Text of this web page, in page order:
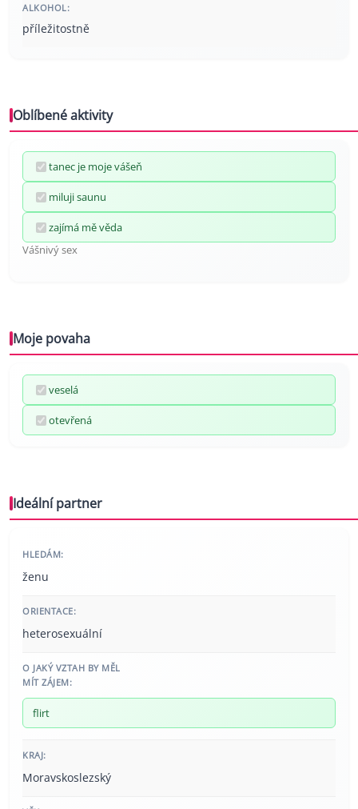
ALKOHOL:
příležitostně
Oblíbené aktivity
tanec je moje vášeň
miluji saunu
zajímá mě věda
Vášnivý sex
Moje povaha
veselá
otevřená
Ideální partner
HLEDÁM:
ženu
ORIENTACE:
heterosexuální
O JAKÝ VZTAH BY MĚL
MÍT ZÁJEM:
flirt
KRAJ:
Moravskoslezský